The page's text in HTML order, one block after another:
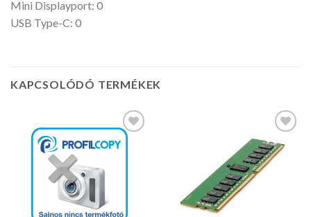
Mini Displayport: 0
USB Type-C: 0
KAPCSOLÓDÓ TERMÉKEK
Kedvencekhez Kedvencekhez